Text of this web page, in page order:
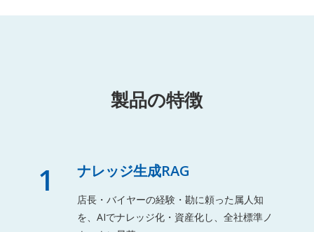
製品の特徴
1 ナレッジ生成RAG
店長・バイヤーの経験・勘に頼った属人知
を、AIでナレッジ化・資産化し、全社標準ノ